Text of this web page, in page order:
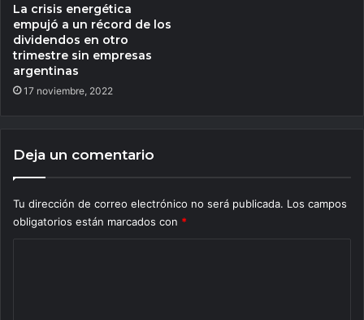
La crisis energética
empujó a un récord de los
dividendos en otro
trimestre sin empresas
argentinas
17 noviembre, 2022
Deja un comentario
Tu dirección de correo electrónico no será publicada. Los campos
obligatorios están marcados con *